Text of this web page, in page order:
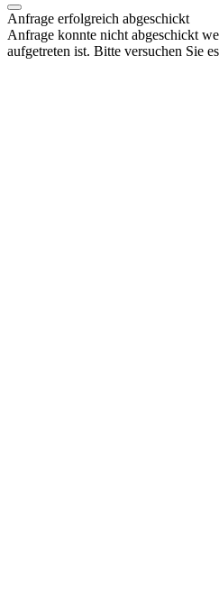
Anfrage erfolgreich abgeschickt
Anfrage konnte nicht abgeschickt
aufgetreten ist. Bitte versuchen Sie